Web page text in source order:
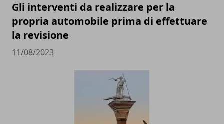
Gli interventi da realizzare per la
propria automobile prima di effettuare
la revisione
11/08/2023